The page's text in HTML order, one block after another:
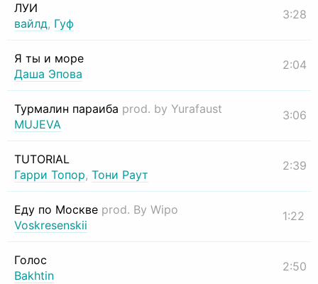
ЛУИ
вайлд, Гуф
3:28
Я ты и море
Даша Эпова
2:04
Турмалин параиба prod. by Yurafaust
MUJEVA
3:06
TUTORIAL
Гарри Топор, Тони Раут
2:39
Еду по Москве prod. By Wipo
Voskresenskii
1:22
Голос
Bakhtin
2:50